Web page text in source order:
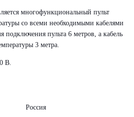
многофункциональный пульт
со всеми необходимыми кабелями
подключения пульта 6 метров, а кабель
3 метра.
В.
Россия